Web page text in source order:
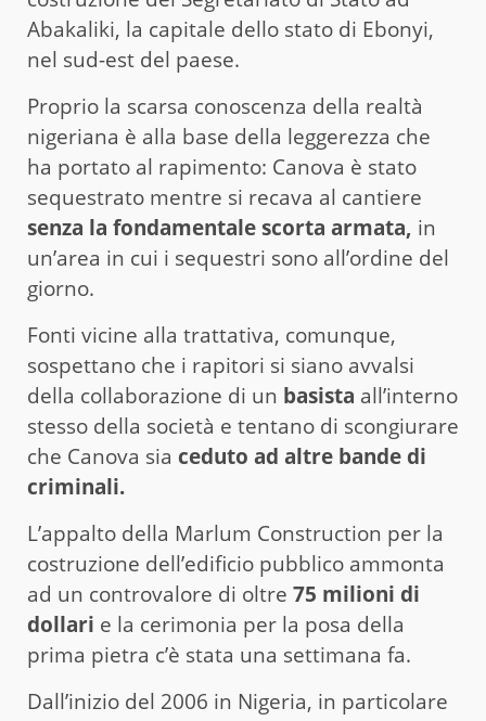
Abakaliki, la capitale dello stato di Ebonyi,
nel sud-est del paese.
Proprio la scarsa conoscenza della realtà
nigeriana è alla base della leggerezza che
ha portato al rapimento: Canova è stato
sequestrato mentre si recava al cantiere
senza la fondamentale scorta armata, in
un’area in cui i sequestri sono all’ordine del
giorno.
Fonti vicine alla trattativa, comunque,
sospettano che i rapitori si siano avvalsi
della collaborazione di un basista all’interno
stesso della società e tentano di scongiurare
che Canova sia ceduto ad altre bande di
criminali.
L’appalto della Marlum Construction per la
costruzione dell’edificio pubblico ammonta
ad un controvalore di oltre 75 milioni di
dollari e la cerimonia per la posa della
prima pietra c’è stata una settimana fa.
Dall’inizio del 2006 in Nigeria, in particolare